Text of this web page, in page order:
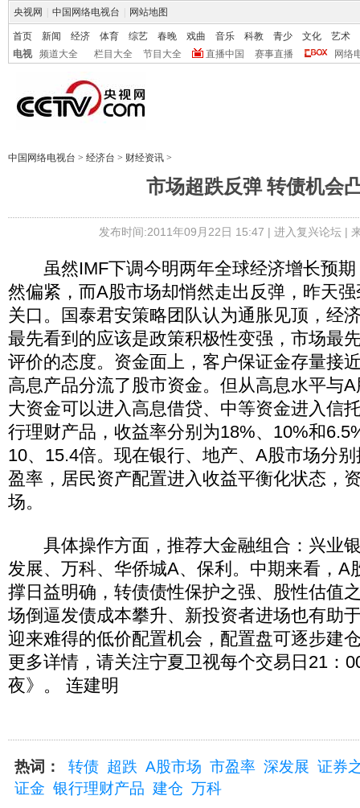
央视网 中国网络电视台 网站地图
首页 新闻 经济 体育 综艺 春晚 戏曲 音乐 科教 青少 文化
艺术
电视
频道大全 栏目大全 节目大全 直播中国 赛事直播 网络
中国网络电视台 > 经济台 > 财经资讯 >
市场超跌反弹 转债机会
发布时间:2011年09月22日 15:47 | 进入复兴论坛|
虽然IMF下调今明两年全球经济增长预期
然偏紧，而A股市场却悄然走出反弹，昨天
关口。国泰君安策略团队认为通胀见顶，经
最先看到的应该是政策积极性变强，市场最
评价的态度。资金面上，客户保证金存量接
高息产品分流了股市资金。但从高息水平与
大资金可以进入高息借贷、中等资金进入信
行理财产品，收益率分别为18%、10%和
10、15.4倍。现在银行、地产、A股市场分
盈率，居民资产配置进入收益平衡化状态，
场。
具体操作方面，推荐大金融组合：兴业
发展、万科、华侨城A、保利。中期来看，A
撑日益明确，转债债性保护之强、股性估值
场倒逼发债成本攀升、新投资者进场也有助
迎来难得的低价配置机会，配置盘可逐步建
更多详情，请关注宁夏卫视每个交易日21：
夜》。 连建明
热词： 转债 超跌 A股市场 市盈率 深发展 证券
证金 银行理财产品 建仓 万科